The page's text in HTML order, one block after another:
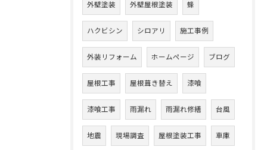
外壁塗装 外壁屋根塗装 蜂
ハクビシン シロアリ 施工事例
外装リフォーム ホームページ ブログ
屋根工事 屋根葺き替え 漆喰
漆喰工事 雨漏れ 雨漏れ修繕 台風
地震 現場調査 屋根塗装工事 車庫